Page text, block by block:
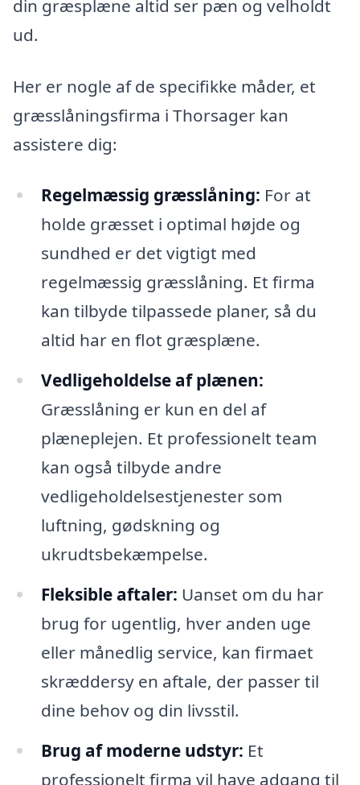
din græsplæne altid ser pæn og velholdt
ud.
Her er nogle af de specifikke måder, et
græsslåningsfirma i Thorsager kan
assistere dig:
Regelmæssig græsslåning: For at
holde græsset i optimal højde og
sundhed er det vigtigt med
regelmæssig græsslåning. Et firma
kan tilbyde tilpassede planer, så du
altid har en flot græsplæne.
Vedligeholdelse af plænen:
Græsslåning er kun en del af
plæneplejen. Et professionelt team
kan også tilbyde andre
vedligeholdelsestjenester som
luftning, gødskning og
ukrudtsbekæmpelse.
Fleksible aftaler: Uanset om du har
brug for ugentlig, hver anden uge
eller månedlig service, kan firmaet
skræddersy en aftale, der passer til
dine behov og din livsstil.
Brug af moderne udstyr: Et
professionelt firma vil have adgang til